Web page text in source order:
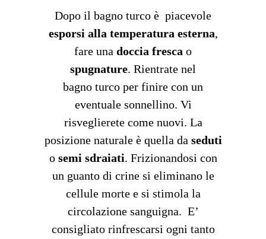
Dopo il bagno turco è piacevole
esporsi alla temperatura esterna,
fare una doccia fresca o
spugnature. Rientrate nel
bagno turco per finire con un
eventuale sonnellino. Vi
risveglierete come nuovi. La
posizione naturale è quella da seduti
o semi sdraiati. Frizionandosi con
un guanto di crine si eliminano le
cellule morte e si stimola la
circolazione sanguigna. E’
consigliato rinfrescarsi ogni tanto